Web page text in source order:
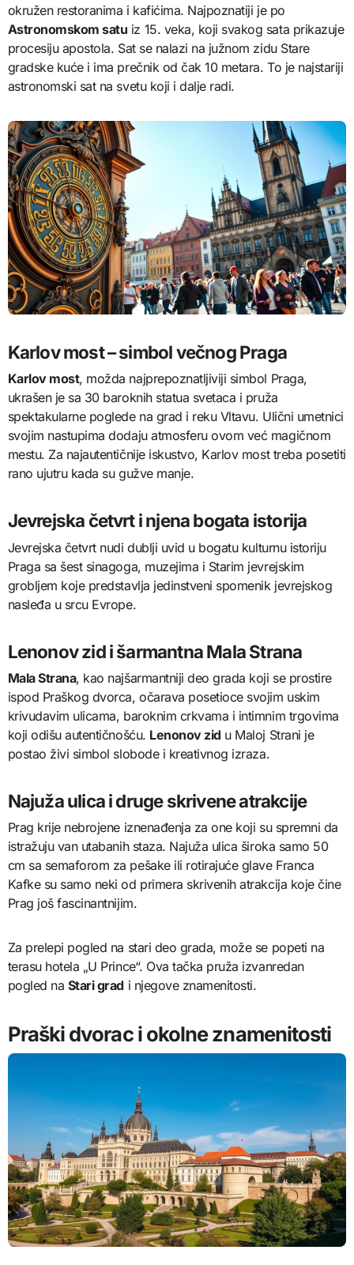
okružen restoranima i kafićima. Najpoznatiji je po
Astronomskom satu iz 15. veka, koji svakog sata prikazuje
procesiju apostola. Sat se nalazi na južnom zidu Stare
gradske kuće i ima prečnik od čak 10 metara. To je najstariji
astronomski sat na svetu koji i dalje radi.
Karlov most – simbol večnog Praga
Karlov most, možda najprepoznatljiviji simbol Praga,
ukrašen je sa 30 baroknih statua svetaca i pruža
spektakularne poglede na grad i reku Vltavu. Ulični umetnici
svojim nastupima dodaju atmosferu ovom već magičnom
mestu. Za najautentičnije iskustvo, Karlov most treba posetiti
rano ujutru kada su gužve manje.
Jevrejska četvrt i njena bogata istorija
Jevrejska četvrt nudi dublji uvid u bogatu kulturnu istoriju
Praga sa šest sinagoga, muzejima i Starim jevrejskim
grobljem koje predstavlja jedinstveni spomenik jevrejskog
nasleđa u srcu Evrope.
Lenonov zid i šarmantna Mala Strana
Mala Strana, kao najšarmantniji deo grada koji se prostire
ispod Praškog dvorca, očarava posetioce svojim uskim
krivudavim ulicama, baroknim crkvama i intimnim trgovima
koji odišu autentičnošću. Lenonov zid u Maloj Strani je
postao živi simbol slobode i kreativnog izraza.
Najuža ulica i druge skrivene atrakcije
Prag krije nebrojene iznenađenja za one koji su spremni da
istražuju van utabanih staza. Najuža ulica široka samo 50
cm sa semaforom za pešake ili rotirajuće glave Franca
Kafke su samo neki od primera skrivenih atrakcija koje čine
Prag još fascinantnijim.
Za prelepi pogled na stari deo grada, može se popeti na
terasu hotela „U Prince“. Ova tačka pruža izvanredan
pogled na Stari grad i njegove znamenitosti.
Praški dvorac i okolne znamenitosti